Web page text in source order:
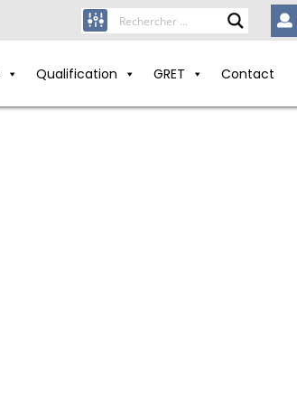
Qualification GRET Contact